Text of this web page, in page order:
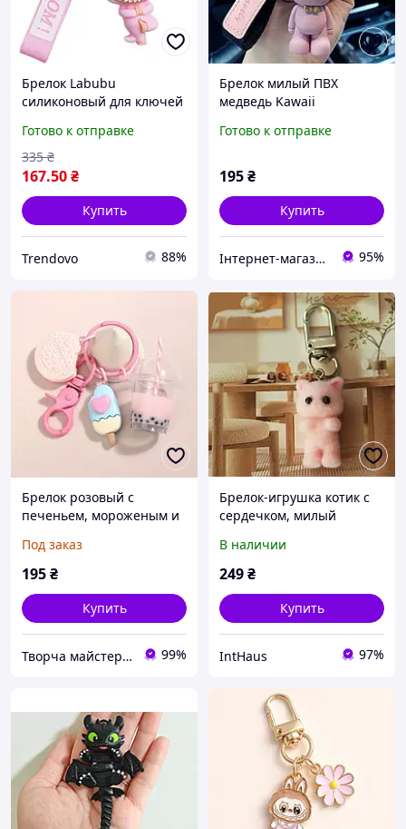
Брелок Labubu
силиконовый для ключей
аксессуар для детей и
взрослых
Готово к отправке
167.50₴
335 ₴
Купить
Trendovo 88%
Брелок милый ПВХ
медведь Kawaii
розового мишки
Готово к отправке
195₴
Купить
Інтернет-магазин "Vegvisir" 95%
Брелок розовый с
печеньем, мороженым и
подвеска на сумку или
рюкзак
Под заказ
195₴
Купить
Творча майстерня "WoollyFox" 99%
Брелок-игрушка котик с
сердечком, милый
сумки и рюкзака PINK
В наличии
249₴
Купить
IntHaus 97%